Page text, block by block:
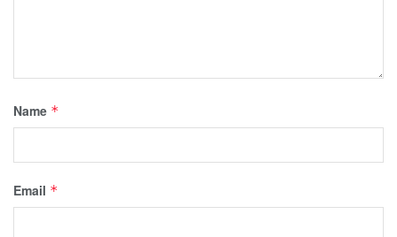
Name *
Email *